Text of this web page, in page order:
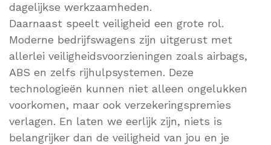
dagelijkse werkzaamheden.
Daarnaast speelt veiligheid een grote rol.
Moderne bedrijfswagens zijn uitgerust met
allerlei veiligheidsvoorzieningen zoals airbags,
ABS en zelfs rijhulpsystemen. Deze
technologieën kunnen niet alleen ongelukken
voorkomen, maar ook verzekeringspremies
verlagen. En laten we eerlijk zijn, niets is
belangrijker dan de veiligheid van jou en je